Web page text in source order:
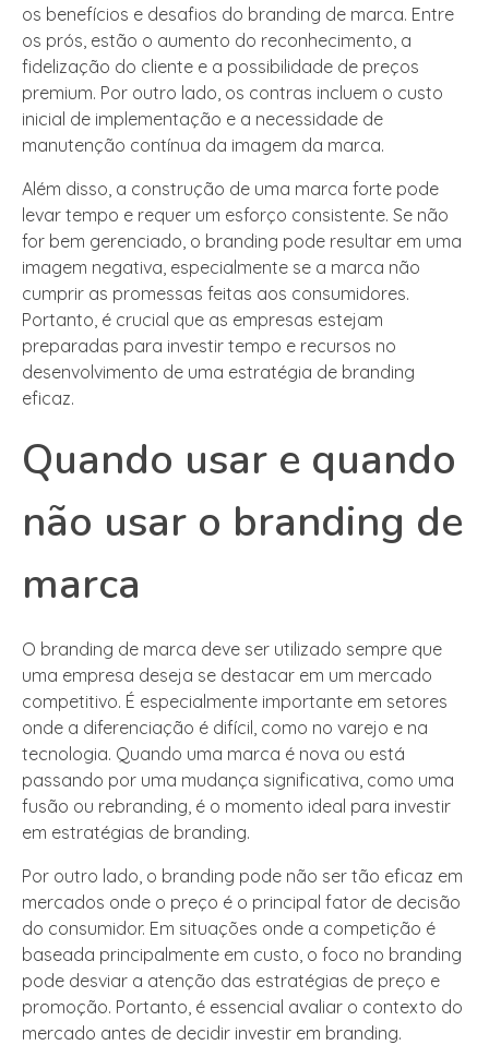
os benefícios e desafios do branding de marca. Entre
os prós, estão o aumento do reconhecimento, a
fidelização do cliente e a possibilidade de preços
premium. Por outro lado, os contras incluem o custo
inicial de implementação e a necessidade de
manutenção contínua da imagem da marca.
Além disso, a construção de uma marca forte pode
levar tempo e requer um esforço consistente. Se não
for bem gerenciado, o branding pode resultar em uma
imagem negativa, especialmente se a marca não
cumprir as promessas feitas aos consumidores.
Portanto, é crucial que as empresas estejam
preparadas para investir tempo e recursos no
desenvolvimento de uma estratégia de branding
eficaz.
Quando usar e quando
não usar o branding de
marca
O branding de marca deve ser utilizado sempre que
uma empresa deseja se destacar em um mercado
competitivo. É especialmente importante em setores
onde a diferenciação é difícil, como no varejo e na
tecnologia. Quando uma marca é nova ou está
passando por uma mudança significativa, como uma
fusão ou rebranding, é o momento ideal para investir
em estratégias de branding.
Por outro lado, o branding pode não ser tão eficaz em
mercados onde o preço é o principal fator de decisão
do consumidor. Em situações onde a competição é
baseada principalmente em custo, o foco no branding
pode desviar a atenção das estratégias de preço e
promoção. Portanto, é essencial avaliar o contexto do
mercado antes de decidir investir em branding.